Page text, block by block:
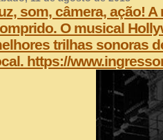
som, câmera, ação!
O musical
trilhas sonoras
https://